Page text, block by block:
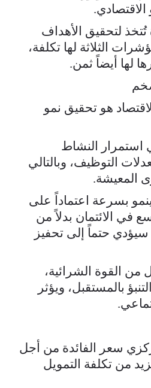
لتحقيق الأهداف
الثلاثة لها تكلفة،
لها أيضاً ثمن.
هو تحقيق نمو
استمرار النشاط
التوظيف، وبالتالي
المعيشة.
بسرعة اعتماداً على
في الائتمان بدلاً من
سيؤدي حتماً إلى تحفيز
من القوة الشرائية،
بالمستقبل، ويؤثر
سعر الفائدة من أجل
من تكلفة التمويل